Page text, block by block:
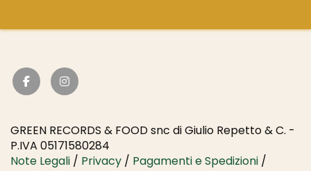
GREEN RECORDS & FOOD snc di Giulio Repetto & C. -
P.IVA 05171580284
Note Legali / Privacy / Pagamenti e Spedizioni /